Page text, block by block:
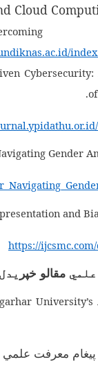
Cloud
Gender
and
https://
مقالو خپر
پیغام معرفت